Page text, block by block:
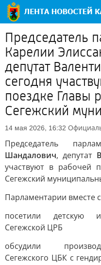
Председатель
Карелии
депутат
сегодня
поездке Главы
Сегежский
14 мая 2026, 16:32
Председатель
Шандалович, депутат
участвуют в рабочей
Сегежский
Парламентарии вместе с
посетили детскую
Сегежской ЦРБ
обсудили
Сегежского ЦБК с